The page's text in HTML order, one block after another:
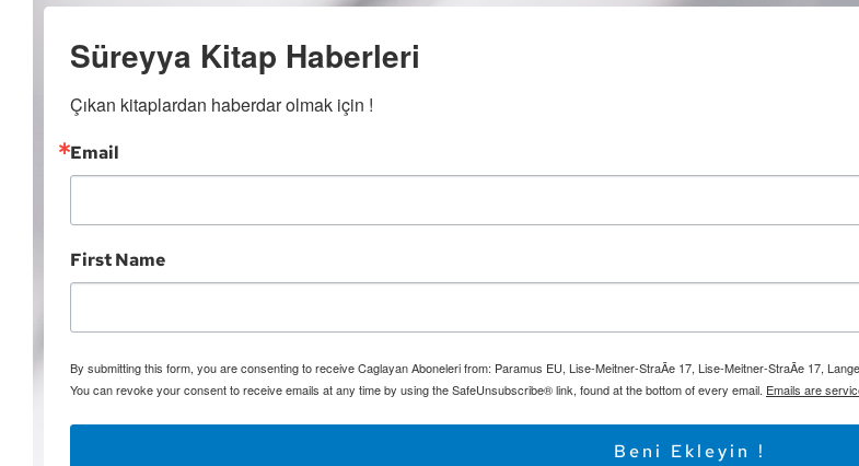
Süreyya Kitap Haberleri
Çıkan kitaplardan haberdar olmak için !
Email
First Name
By submitting this form, you are consenting to receive Caglayan Aboneleri from: Paramus EU, Lise-Meitner-StraÃe 17, Lise-Meitner-StraÃe 17,
You can revoke your consent to receive emails at any time by using the SafeUnsubscribe® link, found at the bottom of every email. Emails are
Beni Ekleyin !